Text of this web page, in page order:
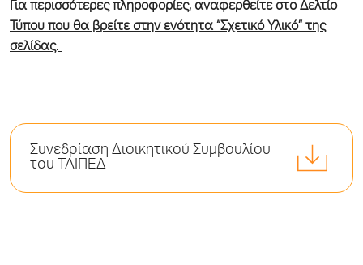
Για περισσότερες πληροφορίες, αναφερθείτε στο Δελτίο
Τύπου που θα βρείτε στην ενότητα “Σχετικό Υλικό” της
σελίδας.
Συνεδρίαση Διοικητικού Συμβουλίου
του ΤΑΙΠΕΔ